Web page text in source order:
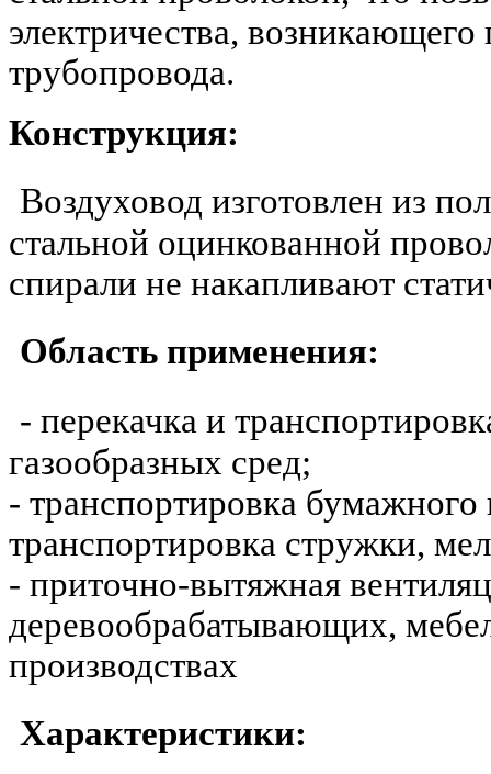
электричества,
трубопровода.
Конструкция:
Воздуховод изготовлен из
стальной оцинкованной
спирали не накапливают
Область применения:
- перекачка и
газообразных сред;
- транспортировка бумажного
транспортировка стружки,
- приточно-вытяжная
деревообрабатывающих,
производствах
Характеристики: